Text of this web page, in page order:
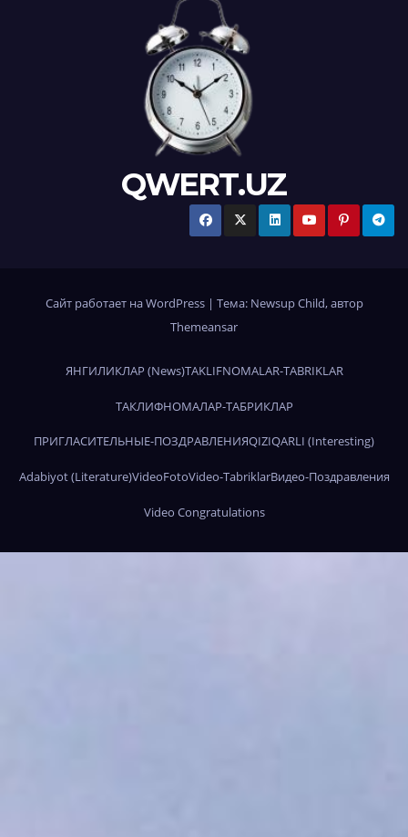
QWERT.UZ
Сайт работает на WordPress | Тема: Newsup Child, автор
Themeansar
ЯНГИЛИКЛАР (News)TAKLIFNOMALAR-TABRIKLAR
ТАКЛИФНОМАЛАР-ТАБРИКЛАР
ПРИГЛАСИТЕЛЬНЫЕ-ПОЗДРАВЛЕНИЯQIZIQARLI (Interesting)
Adabiyot (Literature)VideoFotoVideo-TabriklarВидео-Поздравления
Video Congratulations